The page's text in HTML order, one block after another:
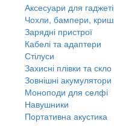
Аксесуари для
Чохли, бампери,
Зарядні пристрої
Кабелі та адаптери
Стілуси
Захисні плівки та скло
Зовнішні
Моноподи для селфі
Навушники
Портативна акустика